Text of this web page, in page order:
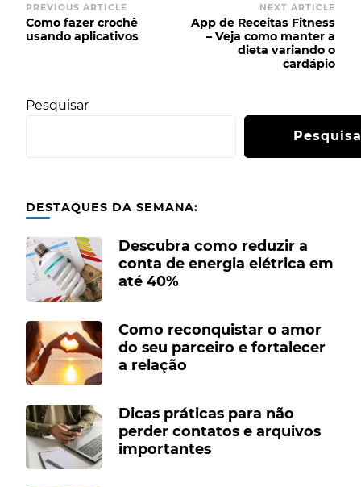
Post
Navigation
PREVIOUS ARTICLE
Como fazer crochê
usando aplicativos
NEXT ARTICLE
App de Receitas Fitness
– Veja como manter a
dieta variando o
cardápio
Pesquisar
DESTAQUES DA SEMANA:
Descubra como reduzir a
conta de energia elétrica em
até 40%
Como reconquistar o amor
do seu parceiro e fortalecer
a relação
Dicas práticas para não
perder contatos e arquivos
importantes